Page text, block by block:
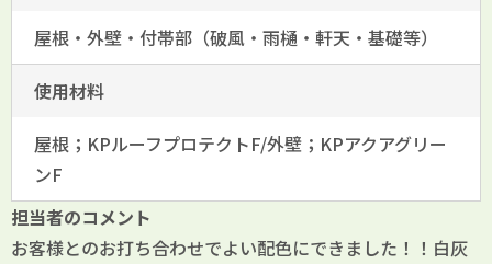
屋根・外壁・付帯部（破風・雨樋・軒天・基礎等）
使用材料
屋根；KPルーフプロテクトF/外壁；KPアクアグリー
ンF
担当者のコメント
お客様とのお打ち合わせでよい配色にできました！！白灰